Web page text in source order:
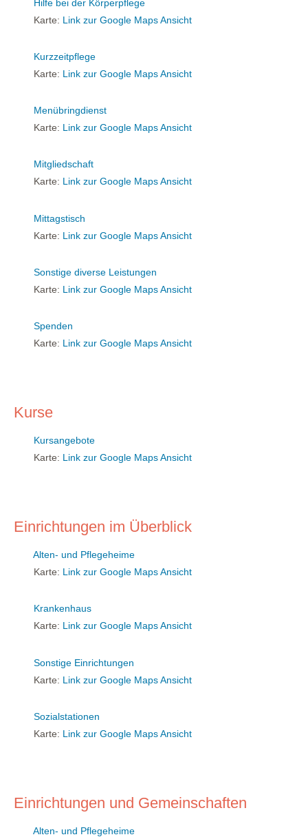
Hilfe bei der Körperpflege
Karte: Link zur Google Maps Ansicht
Kurzzeitpflege
Karte: Link zur Google Maps Ansicht
Menübringdienst
Karte: Link zur Google Maps Ansicht
Mitgliedschaft
Karte: Link zur Google Maps Ansicht
Mittagstisch
Karte: Link zur Google Maps Ansicht
Sonstige diverse Leistungen
Karte: Link zur Google Maps Ansicht
Spenden
Karte: Link zur Google Maps Ansicht
Kurse
Kursangebote
Karte: Link zur Google Maps Ansicht
Einrichtungen im Überblick
Alten- und Pflegeheime
Karte: Link zur Google Maps Ansicht
Krankenhaus
Karte: Link zur Google Maps Ansicht
Sonstige Einrichtungen
Karte: Link zur Google Maps Ansicht
Sozialstationen
Karte: Link zur Google Maps Ansicht
Einrichtungen und Gemeinschaften
Alten- und Pflegeheime